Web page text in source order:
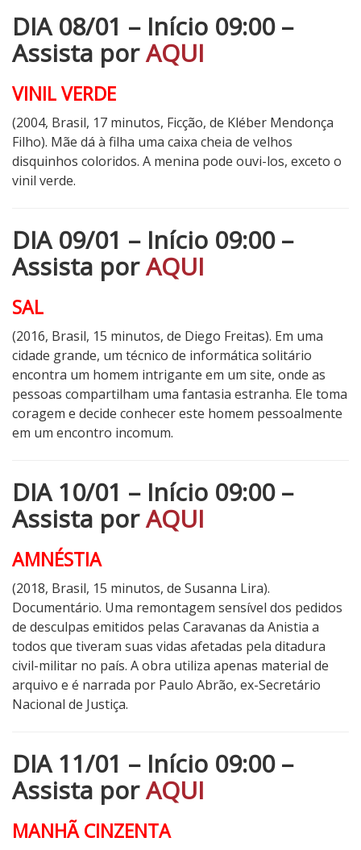
DIA 08/01 – Início 09:00 –
Assista porAQUI
VINIL VERDE
(2004, Brasil, 17 minutos, Ficção, de Kléber Mendonça
Filho). Mãe dá à filha uma caixa cheia de velhos
disquinhos coloridos. A menina pode ouvi-los, exceto o
vinil verde.
DIA 09/01 – Início 09:00 –
Assista porAQUI
SAL
(2016, Brasil, 15 minutos, de Diego Freitas). Em uma
cidade grande, um técnico de informática solitário
encontra um homem intrigante em um site, onde as
pessoas compartilham uma fantasia estranha. Ele toma
coragem e decide conhecer este homem pessoalmente
em um encontro incomum.
DIA 10/01 – Início 09:00 –
Assista porAQUI
AMNÉSTIA
(2018, Brasil, 15 minutos, de Susanna Lira).
Documentário. Uma remontagem sensível dos pedidos
de desculpas emitidos pelas Caravanas da Anistia a
todos que tiveram suas vidas afetadas pela ditadura
civil-militar no país. A obra utiliza apenas material de
arquivo e é narrada por Paulo Abrão, ex-Secretário
Nacional de Justiça.
DIA 11/01 – Início 09:00 –
Assista porAQUI
MANHÃ CINZENTA